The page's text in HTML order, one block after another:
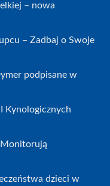
– nowa
– Zadbaj o Swoje
podpisane w
Kynologicznych
dzieci w